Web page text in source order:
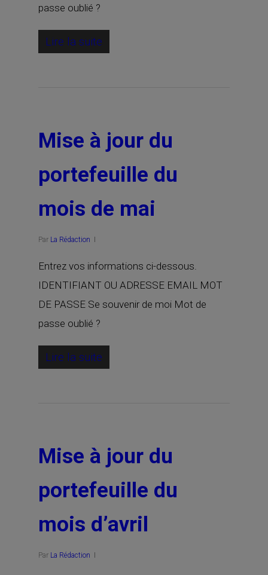
passe oublié ?
Lire la suite
Mise à jour du
portefeuille du
mois de mai
Par La Rédaction
Entrez vos informations ci-dessous.
IDENTIFIANT OU ADRESSE EMAIL MOT
DE PASSE Se souvenir de moi Mot de
passe oublié ?
Lire la suite
Mise à jour du
portefeuille du
mois d’avril
Par La Rédaction